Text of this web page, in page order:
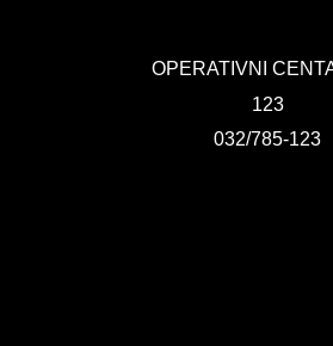
OPERATIVNI
123
032/785-123